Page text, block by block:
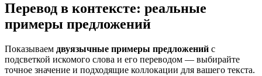
Перевод в контексте: реальные
примеры предложений
Показываем двуязычные примеры предложений с
подсветкой искомого слова и его переводом — выбирайте
точное значение и подходящие коллокации для вашего текста.